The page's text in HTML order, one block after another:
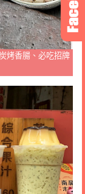
烤香腸、必吃招牌